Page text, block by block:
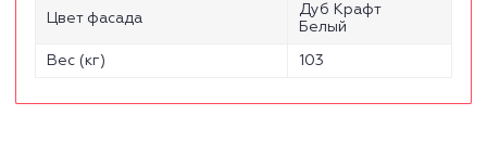
Цвет фасада
Дуб Крафт
Белый
Вес (кг) 103